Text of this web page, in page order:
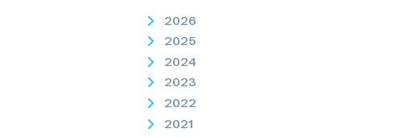
2026
2025
2024
2023
2022
2021